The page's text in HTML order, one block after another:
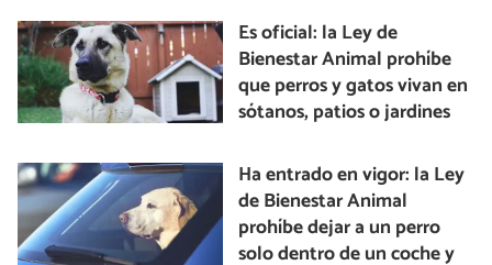
Es oficial: la Ley de
Bienestar Animal prohíbe
que perros y gatos vivan en
sótanos, patios o jardines
Ha entrado en vigor: la Ley
de Bienestar Animal
prohíbe dejar a un perro
solo dentro de un coche y